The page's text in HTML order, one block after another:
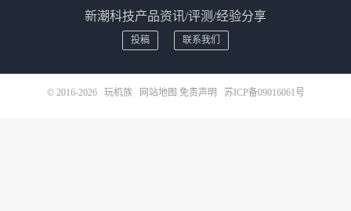
新潮科技产品资讯/评测/经验分享
投稿 联系我们
© 2016-2026 玩机族 网站地图 免责声明 苏ICP备09016061号